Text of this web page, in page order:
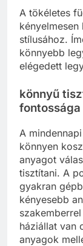
A tökéletes
stílusához.
könnyebb
elégedett
könnyű
fontossága
A
könnyen
anyagot
tisztítani. A
gyakran
kényesebb
háziállat van
anyagok